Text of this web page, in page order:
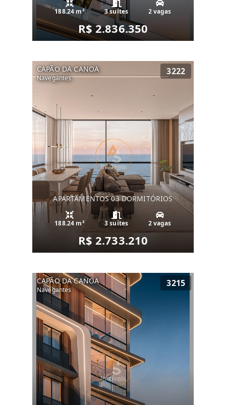
188.24 m² 3 suítes 2 vagas
R$ 2.836.350
CAPÃO DA CANOA
Navegantes
3222
APARTAMENTOS 03 DORMITÓRIOS
188.24 m² 3 suítes 2 vagas
R$ 2.733.210
CAPÃO DA CANOA
Navegantes
3215